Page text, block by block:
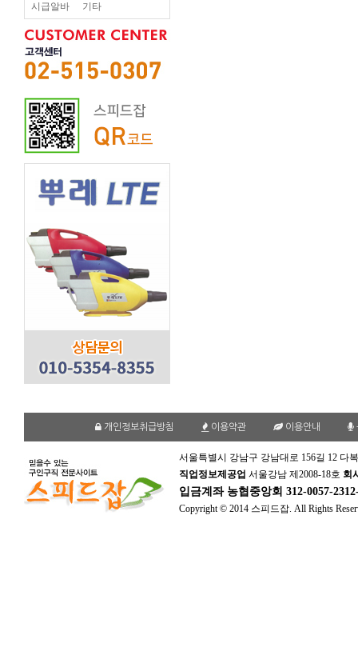
시급알바 기타
개인정보취급방침 이용약관 이용안내
서울특별시 강남구 강남대로 156길 12 다
직업정보제공업 서울강남 제2008-18호 회
입금계좌 농협중앙회 312-0057-
Copyright © 2014 스피드잡. All Rights